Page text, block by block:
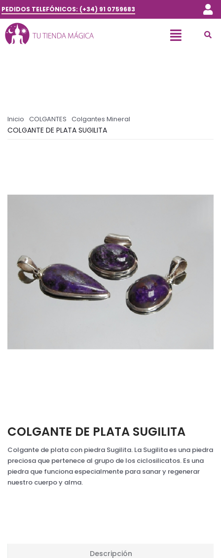
PEDIDOS TELEFÓNICOS: (+34) 91 0759683
Inicio COLGANTES Colgantes Mineral
COLGANTE DE PLATA SUGILITA
COLGANTE DE PLATA SUGILITA
Colgante de plata con piedra Sugilita. La Sugilita es una piedra
preciosa que pertenece al grupo de los ciclosilicatos. Es una
piedra que funciona especialmente para sanar y regenerar
nuestro cuerpo y alma.
Descripción